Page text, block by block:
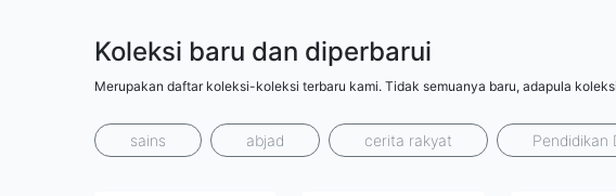
Koleksi baru dan diperbarui
Merupakan daftar koleksi-koleksi terbaru kami. Tidak semuanya baru, adapula
sains abjad cerita rakyat Pendidikan